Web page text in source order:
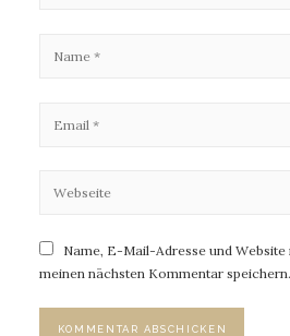
Name, E-Mail-Adresse und
meinen nächsten Kommentar speichern.